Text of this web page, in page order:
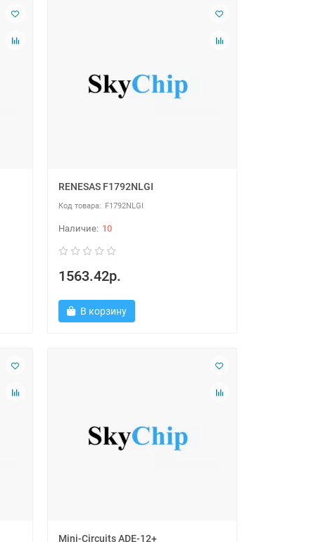
RENESAS F1792NLGI
F1792NLGI
10
1563.42р.
В корзину
Mini-Circuits ADE-12+